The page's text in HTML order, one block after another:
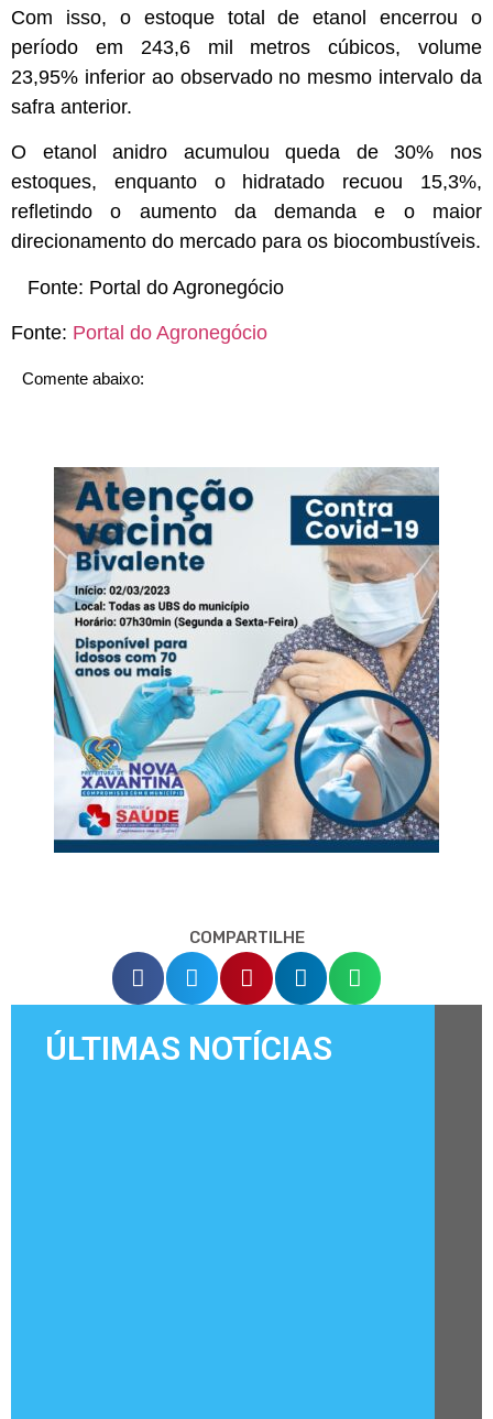
Com isso, o estoque total de etanol encerrou o
período em 243,6 mil metros cúbicos, volume
23,95% inferior ao observado no mesmo intervalo da
safra anterior.
O etanol anidro acumulou queda de 30% nos
estoques, enquanto o hidratado recuou 15,3%,
refletindo o aumento da demanda e o maior
direcionamento do mercado para os biocombustíveis.
Fonte: Portal do Agronegócio
Fonte: Portal do Agronegócio
Comente abaixo:
COMPARTILHE
ÚLTIMAS NOTÍCIAS